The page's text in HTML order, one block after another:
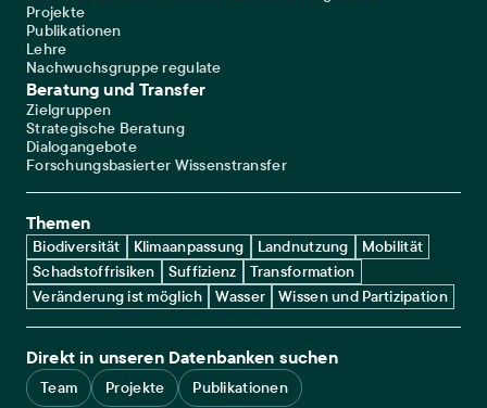
Projekte
Publikationen
Lehre
Nachwuchsgruppe regulate
Beratung und Transfer
Zielgruppen
Strategische Beratung
Dialogangebote
Forschungsbasierter Wissenstransfer
Themen
Biodiversität Klimaanpassung Landnutzung
Mobilität
Schadstoffrisiken
Suffizienz
Transformation
Veränderung ist möglich
Wasser Wissen und Partizipation
Direkt in unseren Datenbanken suchen
Team Projekte Publikationen